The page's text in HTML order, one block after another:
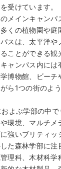
受けています。
メインキャンパ
くの植物園や庭
スは、太平洋や
ことができる観
ャンパス内には
博物館、ビーチ
ら1つの街のよ
よぶ学部の中
環境、マルチメ
強いブリティッ
た森林学部に注
理科、木材科学